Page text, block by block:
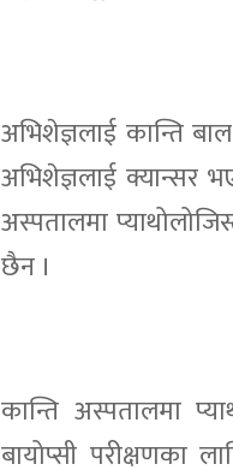
अभिशेज्ञलाई कान्ति
अभिशेज्ञलाई क्यान्सर
अस्पतालमा
छैन ।
कान्ति अस्पतालमा
बायोप्सी परीक्षणका